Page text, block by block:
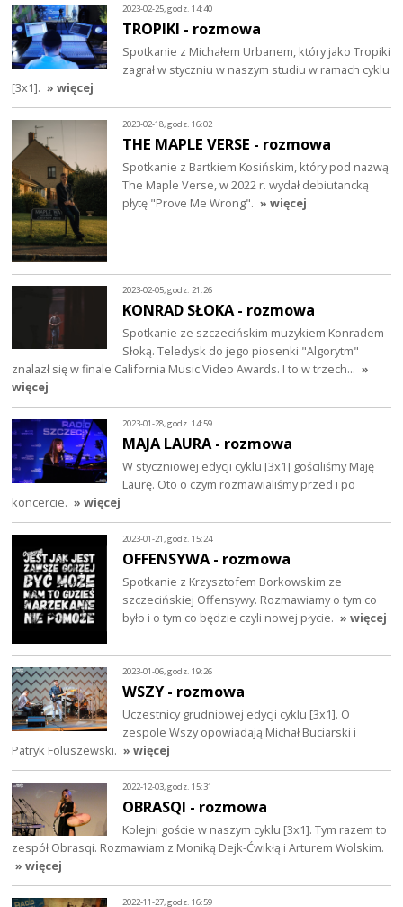
2023-02-25, godz. 14:40
TROPIKI - rozmowa
Spotkanie z Michałem Urbanem, który jako Tropiki
zagrał w styczniu w naszym studiu w ramach cyklu
[3x1]. » więcej
2023-02-18, godz. 16:02
THE MAPLE VERSE - rozmowa
Spotkanie z Bartkiem Kosińskim, który pod nazwą
The Maple Verse, w 2022 r. wydał debiutancką
płytę "Prove Me Wrong". » więcej
2023-02-05, godz. 21:26
KONRAD SŁOKA - rozmowa
Spotkanie ze szczecińskim muzykiem Konradem
Słoką. Teledysk do jego piosenki "Algorytm"
znalazł się w finale California Music Video Awards. I to w trzech… »
więcej
2023-01-28, godz. 14:59
MAJA LAURA - rozmowa
W styczniowej edycji cyklu [3x1] gościliśmy Maję
Laurę. Oto o czym rozmawialiśmy przed i po
koncercie. » więcej
2023-01-21, godz. 15:24
OFFENSYWA - rozmowa
Spotkanie z Krzysztofem Borkowskim ze
szczecińskiej Offensywy. Rozmawiamy o tym co
było i o tym co będzie czyli nowej płycie. » więcej
2023-01-06, godz. 19:26
WSZY - rozmowa
Uczestnicy grudniowej edycji cyklu [3x1]. O
zespole Wszy opowiadają Michał Buciarski i
Patryk Foluszewski. » więcej
2022-12-03, godz. 15:31
OBRASQI - rozmowa
Kolejni goście w naszym cyklu [3x1]. Tym razem to
zespół Obrasqi. Rozmawiam z Moniką Dejk-Ćwikłą i Arturem Wolskim.
» więcej
2022-11-27, godz. 16:59